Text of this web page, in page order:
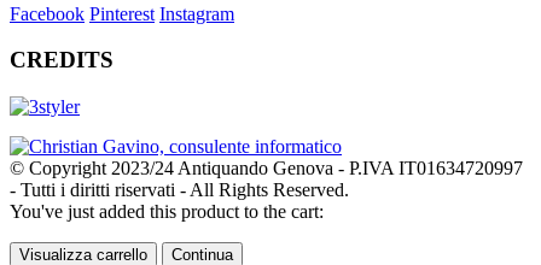
Facebook Pinterest Instagram
CREDITS
© Copyright 2023/24 Antiquando Genova - P.IVA IT01634720997
- Tutti i diritti riservati - All Rights Reserved.
You've just added this product to the cart:
Visualizza carrello Continua